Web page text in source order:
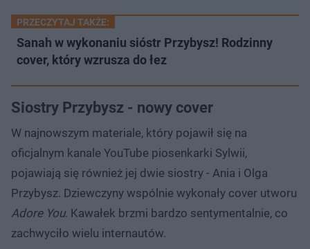
PRZECZYTAJ TAKŻE:
Sanah w wykonaniu sióstr Przybysz! Rodzinny
cover, który wzrusza do łez
Siostry Przybysz - nowy cover
W najnowszym materiale, który pojawił się na
oficjalnym kanale YouTube piosenkarki Sylwii,
pojawiają się również jej dwie siostry - Ania i Olga
Przybysz. Dziewczyny wspólnie wykonały cover utworu
Adore You. Kawałek brzmi bardzo sentymentalnie, co
zachwyciło wielu internautów.